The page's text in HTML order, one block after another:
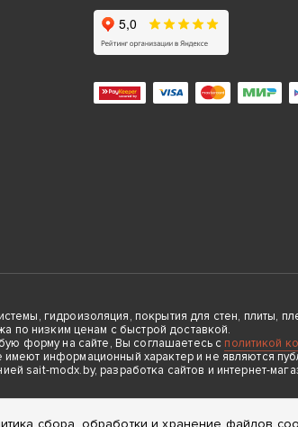
гидроизоляция, покрытия для стен, плиты,
по низким ценам с быстрой доставкой.
форму на сайте, Вы соглашаетесь с политикой
информационный характер и не являются
sait-modx.by, разработка сайтов и интернет-
сбора, обработки и хранение файлов